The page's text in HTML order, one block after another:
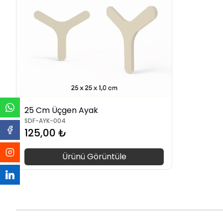
25 Cm Üçgen Ayak
SDF-AYK-004
125,00 ₺
Ürünü Görüntüle